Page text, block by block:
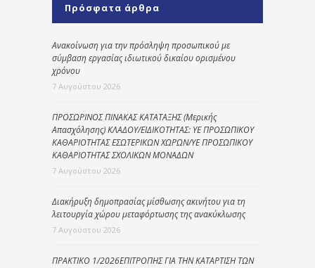
Πρόσφατα άρθρα
Ανακοίνωση για την πρόσληψη προσωπικού με
σύμβαση εργασίας ιδιωτικού δικαίου ορισμένου
χρόνου
7 Αυγούστου 2026
ΠΡΟΣΩΡΙΝΟΣ ΠΙΝΑΚΑΣ ΚΑΤΑΤΑΞΗΣ (Μερικής
Απασχόλησης) ΚΛΑΔΟΥ/ΕΙΔΙΚΟΤΗΤΑΣ: ΥΕ ΠΡΟΣΩΠΙΚΟΥ
ΚΑΘΑΡΙΟΤΗΤΑΣ ΕΣΩΤΕΡΙΚΩΝ ΧΩΡΩΝ/ΥΕ ΠΡΟΣΩΠΙΚΟΥ
ΚΑΘΑΡΙΟΤΗΤΑΣ ΣΧΟΛΙΚΩΝ ΜΟΝΑΔΩΝ
7 Αυγούστου 2026
Διακήρυξη δημοπρασίας μίσθωσης ακινήτου για τη
λειτουργία χώρου μεταφόρτωσης της ανακύκλωσης
7 Αυγούστου 2026
ΠΡΑΚΤΙΚΟ 1/2026ΕΠΙΤΡΟΠΗΣ ΓΙΑ ΤΗΝ ΚΑΤΑΡΤΙΣΗ ΤΩΝ